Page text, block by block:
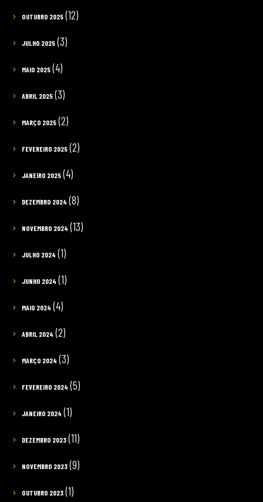
OUTUBRO 2025(12)
JULHO 2025(3)
MAIO 2025(4)
ABRIL 2025(3)
MARÇO 2025(2)
FEVEREIRO 2025(2)
JANEIRO 2025(4)
DEZEMBRO 2024 (8)
NOVEMBRO 2024 (13)
JULHO 2024 (1)
JUNHO 2024 (1)
MAIO 2024 (4)
ABRIL 2024 (2)
MARÇO 2024 (3)
FEVEREIRO 2024 (5)
JANEIRO 2024 (1)
DEZEMBRO 2023(11)
NOVEMBRO 2023(9)
OUTUBRO 2023(1)